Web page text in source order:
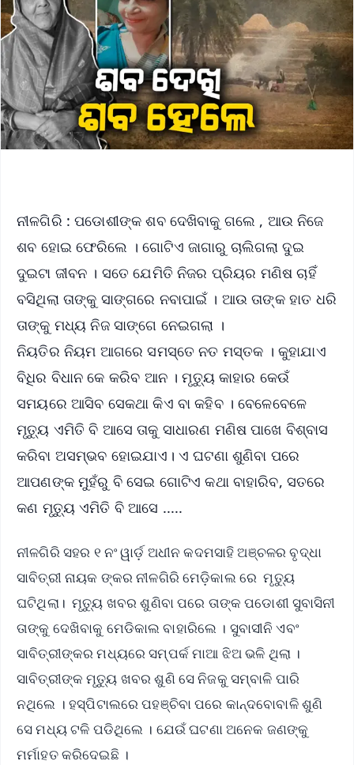
ନୀଳଗିରି : ପଡୋଶୀଙ୍କ ଶବ ଦେଖିବାକୁ ଗଲେ , ଆଉ ନିଜେ
ଶବ ହୋଇ ଫେରିଲେ । ଗୋଟିଏ ଜାଗାରୁ ଚାଲିଗଲା ଦୁଇ
ଦୁଇଟା ଜୀବନ । ସତେ ଯେମିତି ନିଜର ପ୍ରିୟର ମଣିଷ ଚାହିଁ
ବସିଥିଲା ତାଙ୍କୁ ସାଙ୍ଗରେ ନବାପାଇଁ । ଆଉ ତାଙ୍କ ହାତ ଧରି
ତାଙ୍କୁ ମଧ୍ୟ ନିଜ ସାଙ୍ଗେ ନେଇଗଲା ।
ନିୟତିର ନିୟମ ଆଗରେ ସମସ୍ତେ ନତ ମସ୍ତକ । କୁହାଯାଏ
ବିଧିର ବିଧାନ କେ କରିବ ଆନ । ମୃତ୍ୟୁ କାହାର କେଉଁ
ସମୟରେ ଆସିବ ସେକଥା କିଏ ବା କହିବ । ବେଳେବେଳେ
ମୃତ୍ୟୁ ଏମିତି ବି ଆସେ ତାକୁ ସାଧାରଣ ମଣିଷ ପାଖେ ବିଶ୍ବାସ
କରିବା ଅସମ୍ଭବ ହୋଇଯାଏ। ଏ ଘଟଣା ଶୁଣିବା ପରେ
ଆପଣଙ୍କ ମୁହଁରୁ ବି ସେଇ ଗୋଟିଏ କଥା ବାହାରିବ, ସତରେ
କଣ ମୃତ୍ୟୁ ଏମିତି ବି ଆସେ .....
ନୀଳଗିରି ସହର ୧ ନଂ ୱାର୍ଡ଼ ଅଧୀନ କଦମସାହି ଅଞ୍ଚଳର ବୃଦ୍ଧା
ସାବିତ୍ରୀ ନାୟକ ଙ୍କର ନୀଳଗିରି ମେଡ଼ିକାଲ ରେ ମୃତ୍ୟୁ
ଘଟିଥିଲା। ମୃତ୍ୟୁ ଖବର ଶୁଣିବା ପରେ ତାଙ୍କ ପଡୋଶୀ ସୁବାସିନୀ
ତାଙ୍କୁ ଦେଖିବାକୁ ମେଡିକାଲ ବାହାରିଲେ । ସୁବାସୀନି ଏବଂ
ସାବିତ୍ରୀଙ୍କର ମଧ୍ୟରେ ସମ୍ପର୍କ ମାଆ ଝିଅ ଭଳି ଥିଲା ।
ସାବିତ୍ରୀଙ୍କ ମୃତ୍ୟୁ ଖବର ଶୁଣି ସେ ନିଜକୁ ସମ୍ବାଳି ପାରି
ନଥିଲେ । ହସ୍ପିଟାଲରେ ପହଞ୍ଚିବା ପରେ କାନ୍ଦବୋବାଳି ଶୁଣି
ସେ ମଧ୍ୟ ଟଳି ପଡିଥିଲେ । ଯେଉଁ ଘଟଣା ଅନେକ ଜଣଙ୍କୁ
ମର୍ମାହତ କରିଦେଇଛି ।